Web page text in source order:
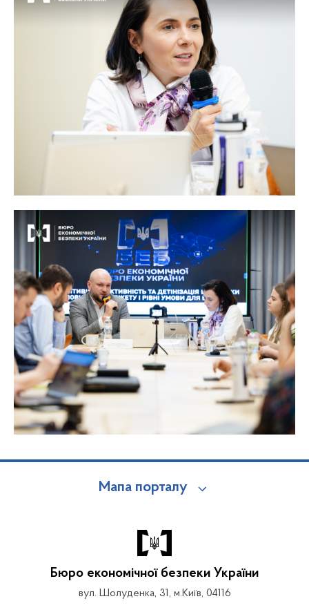
Мапа порталу
Бюро економічної безпеки України
вул. Шолуденка, 31, м.Київ, 04116